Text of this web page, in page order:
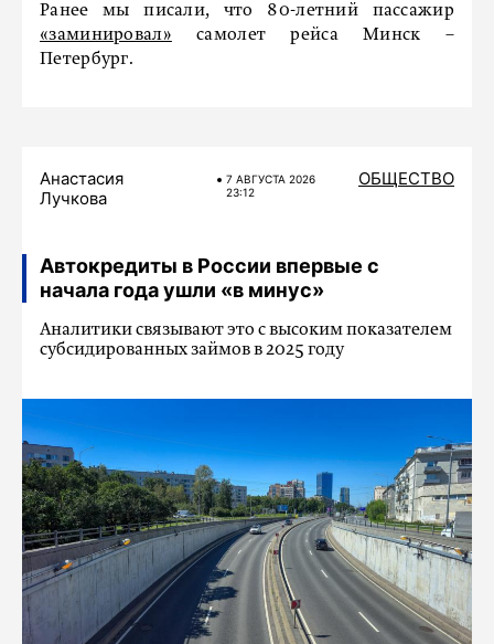
Ранее мы писали, что 80-летний пассажир
«заминировал» самолет рейса Минск –
Петербург.
Анастасия
Лучкова
7 АВГУСТА 2026
23:12
ОБЩЕСТВО
Автокредиты в России впервые с
начала года ушли «в минус»
Аналитики связывают это с высоким показателем
субсидированных займов в 2025 году